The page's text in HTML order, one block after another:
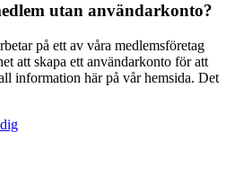
utan användarkonto?
på ett av våra medlemsföretag
att skapa ett användarkonto för att
information här på vår hemsida. Det